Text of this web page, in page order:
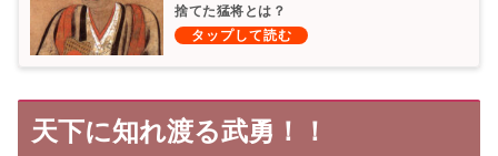
捨てた猛将とは？
天下に知れ渡る武勇！！